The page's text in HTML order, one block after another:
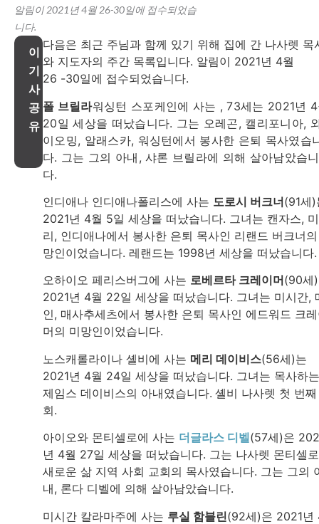
알림이 2021년 4월 26-30일에 접수되었습
니다.
이
기
사
공
유
다음은 최근 주님과 함께 있기 위해 집에 간 나사렛 목
와 지도자의 주간 목록입니다. 알림이 2021년 4월
26 -30일에 접수되었습니다.
폴 브릴라워싱턴 스포케인에 사는 , 73세는 2021년
20일 세상을 떠났습니다. 그는 오레곤, 캘리포니아,
이오밍, 알래스카, 워싱턴에서 봉사한 은퇴 목사였습
다. 그는 그의 아내, 샤론 브릴라에 의해 살아남았습니
다.
인디애나 인디애나폴리스에 사는 도로시 버크너(91세)
2021년 4월 5일 세상을 떠났습니다. 그녀는 캔자스,
리, 인디애나에서 봉사한 은퇴 목사인 리랜드 버크너
망인이었습니다. 레랜드는 1998년 세상을 떠났습니다.
오하이오 페리스버그에 사는 로베르타 크레이머(90세
2021년 4월 22일 세상을 떠났습니다. 그녀는 미시간,
인, 매사추세츠에서 봉사한 은퇴 목사인 에드워드 크
머의 미망인이었습니다.
노스캐롤라이나 셸비에 사는 메리 데이비스(56세)는
2021년 4월 24일 세상을 떠났습니다. 그녀는 목사하는
제임스 데이비스의 아내였습니다. 셸비 나사렛 첫 번
회.
아이오와 몬티셀로에 사는 더글라스 디벨(57세)은
년 4월 27일 세상을 떠났습니다. 그는 나사렛 몬티셀로
새로운 삶 지역 사회 교회의 목사였습니다. 그는 그의
내, 론다 디벨에 의해 살아남았습니다.
미시간 칼라마주에 사는 루실 함블린(92세)은 2021년